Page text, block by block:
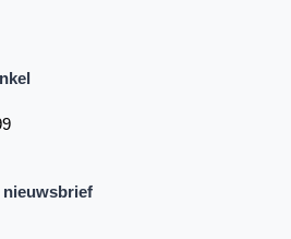
nieuwsbrief